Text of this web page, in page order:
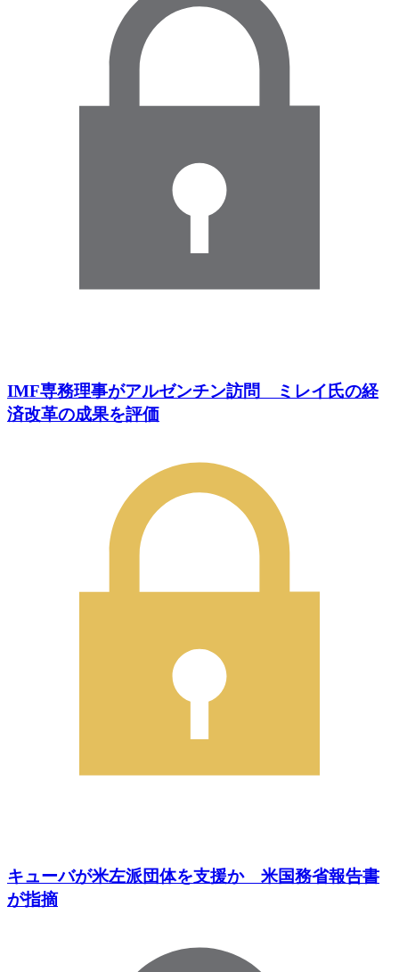
IMF専務理事がアルゼンチン訪問 ミレイ氏の経
済改革の成果を評価
キューバが米左派団体を支援か 米国務省報告書
が指摘